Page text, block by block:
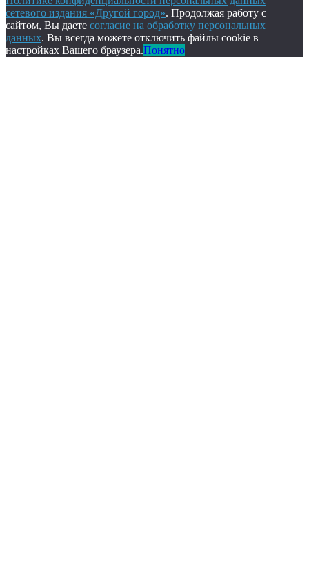
сетевого издания «Другой город». Продолжая работу с
сайтом, Вы даете согласие на обработку персональных
данных. Вы всегда можете отключить файлы cookie в
настройках Вашего браузера.Понятно